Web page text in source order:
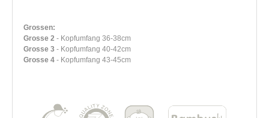
Grossen:
Grosse 2 - Kopfumfang 36-38cm
Grosse 3 - Kopfumfang 40-42cm
Grosse 4 - Kopfumfang 43-45cm